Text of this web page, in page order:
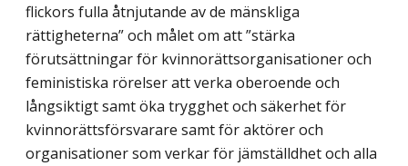
flickors fulla åtnjutande av de mänskliga
rättigheterna” och målet om att ”stärka
förutsättningar för kvinnorättsorganisationer och
feministiska rörelser att verka oberoende och
långsiktigt samt öka trygghet och säkerhet för
kvinnorättsförsvarare samt för aktörer och
organisationer som verkar för jämställdhet och alla